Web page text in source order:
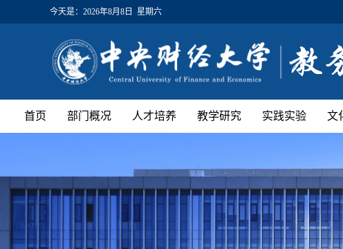
今天是： 2026年8月8日 星期六
首页 部门概况 人才培养 教学研究 实践实验 文